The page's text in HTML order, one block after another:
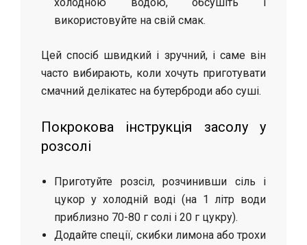
використовуйте на свій смак.
Цей спосіб швидкий і зручний, і саме він
часто вибирають, коли хочуть приготувати
смачний делікатес на бутерброди або суші.
Покрокова інструкція засолу у
розсолі
Приготуйте розсіл, розчинивши сіль і
цукор у холодній воді (на 1 літр води
приблизно 70-80 г солі і 20 г цукру).
Додайте спеції, скибки лимона або трохи